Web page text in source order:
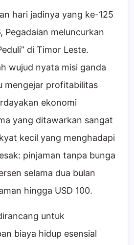
hari jadinya yang ke-125
Pegadaian meluncurkan
di Timor Leste.
wujud nyata misi ganda
mengejar profitabilitas
ekonomi
yang ditawarkan sangat
kecil yang menghadapi
pinjaman tanpa bunga
selama dua bulan
hingga USD 100.
untuk
biaya hidup esensial